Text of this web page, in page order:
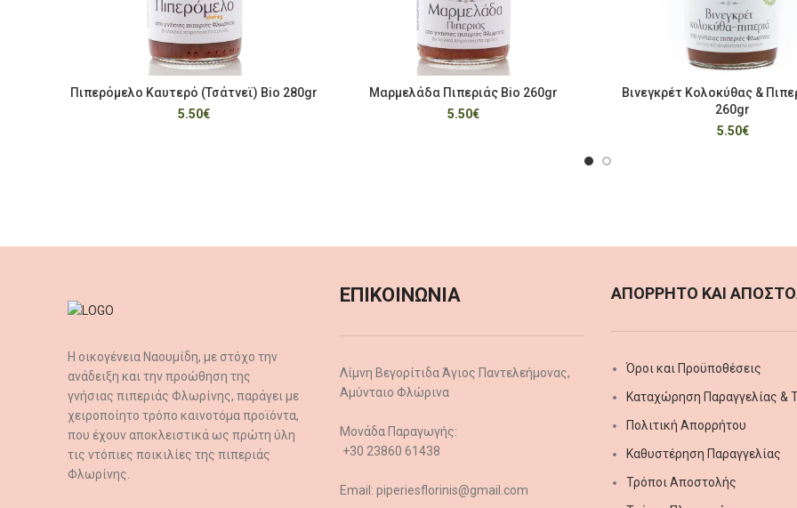
ΠΡΟΣΘΉΚΗ ΣΤΟ ΚΑΛΆΘΙ
Πιπερόμελο Καυτερό (Τσάτνεϊ) Bio 280gr
5.50€
ΠΡΟΣΘΉΚΗ ΣΤΟ ΚΑΛΆΘΙ
Μαρμελάδα Πιπεριάς Bio 260gr
5.50€
ΔΙΑΒΆΣΤΕ
Βινεγκρέτ Κολοκύθας &
260gr
5.50€
Η οικογένεια Ναουμίδη, με στόχο την
ανάδειξη και την προώθηση της
γνήσιας πιπεριάς Φλωρίνης, παράγει με
χειροποίητο τρόπο καινοτόμα προϊόντα,
που έχουν αποκλειστικά ως πρώτη ύλη
τις ντόπιες ποικιλίες της πιπεριάς
Φλωρίνης.
ΕΠΙΚΟΙΝΩΝΙΑ
Λίμνη Βεγορίτιδα Άγιος Παντελεήμονας,
Αμύνταιο Φλώρινα
Μονάδα Παραγωγής:
+30 23860 61438
Email: piperiesflorinis@gmail.com
ΑΠΟΡΡΗΤΟ ΚΑΙ
Όροι και Προϋποθέσεις
Καταχώρηση Παραγγελίας &
Πολιτική Απορρήτου
Καθυστέρηση Παραγγελίας
Τρόποι Αποστολής